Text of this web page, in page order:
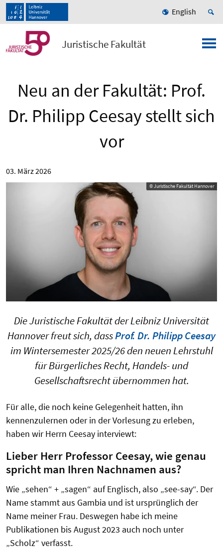
English
Juristische Fakultät
Neu an der Fakultät: Prof.
Dr. Philipp Ceesay stellt sich
vor
03. März 2026
© Juristische Fakultät Hannover
Die Juristische Fakultät der Leibniz Universität
Hannover freut sich, dassProf. Dr. Philipp Ceesay
im Wintersemester 2025/26 den neuen Lehrstuhl
für Bürgerliches Recht, Handels- und
Gesellschaftsrecht übernommen hat.
Für alle, die noch keine Gelegenheit hatten, ihn
kennenzulernen oder in der Vorlesung zu erleben,
haben wirHerrn Ceesay interviewt:
Lieber Herr Professor Ceesay, wie genau
spricht man Ihren Nachnamen aus?
Wie „sehen“ + „sagen“ auf Englisch, also „see-say“. Der
Name stammt aus Gambia und ist ursprünglich der
Name meiner Frau. Deswegen habe ich meine
Publikationen bis August 2023 auch noch unter
„Scholz“ verfasst.